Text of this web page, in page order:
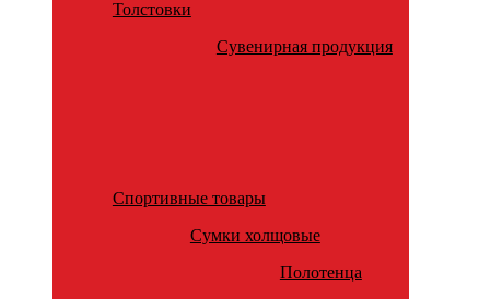
Толстовки
Сувенирная продукция
Спортивные товары
Сумки холщовые
Полотенца